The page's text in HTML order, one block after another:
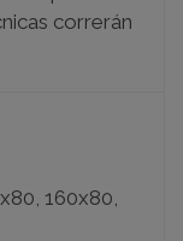
correrán
160x80,